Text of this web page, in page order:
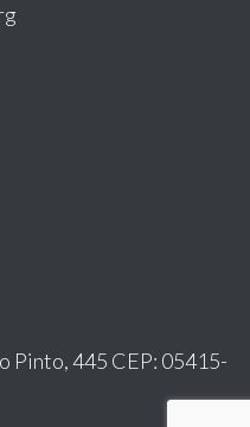
Pinto, 445 CEP: 05415-